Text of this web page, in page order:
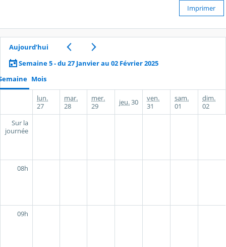
Imprimer
Aujourd’hui
Semaine 5 - du 27 Janvier au 02 Février 2025
Mois
lun.
27
mar.
28
mer.
29
jeu.30
ven.
31
sam.
01
dim.
02
Sur la
journée
08h
09h